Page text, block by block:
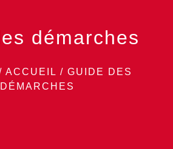
démarches
ACCUEIL / GUIDE DES
DÉMARCHES